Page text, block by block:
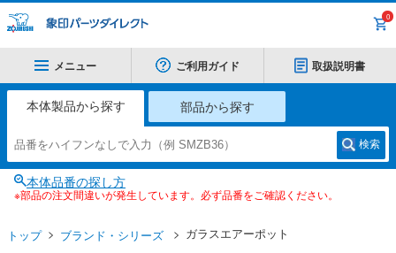
0
メニュー ご利用ガイド 取扱説明書
本体製品から探す 部品から探す
検索
本体品番の探し方
※部品の注文間違いが発生しています。必ず品番をご確認ください。
トップ ブランド・シリーズ ガラスエアーポット